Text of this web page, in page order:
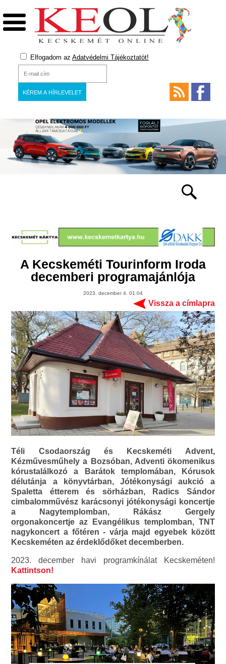
Elfogadom az Adatvédelmi Tájékoztatót!
A Kecskeméti Tourinform Iroda
decemberi programajánlója
2023. december 4. 01:04
Vissza a címlapra
Téli Csodaország és Kecskeméti Advent,
Kézművesműhely a Bozsóban, Adventi ökomenikus
kórustalálkozó a Barátok templomában, Kórusok
délutánja a könyvtárban, Jótékonysági aukció a
Spaletta étterem és sörházban, Radics Sándor
cimbalomművész karácsonyi jótékonysági koncertje
a Nagytemplomban, Rákász Gergely
orgonakoncertje az Evangélikus templomban, TNT
nagykoncert a főtéren - várja majd egyebek között
Kecskeméten az érdeklődőket decemberben.
2023. december havi programkínálat Kecskeméten!
Kattintson!